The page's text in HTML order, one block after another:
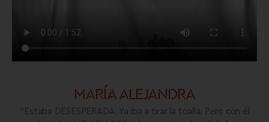
MARÍA ALEJANDRA
“Estaba DESESPERADA. Ya iba a tirar la toalla. Pero con él